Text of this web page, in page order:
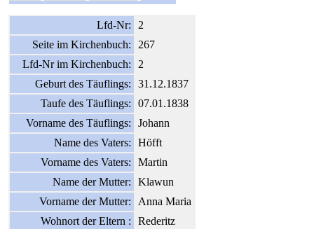
Lfd-Nr:
2
Seite im Kirchenbuch:
267
Lfd-Nr im Kirchenbuch:
2
Geburt des Täuflings:
31.12.1837
Taufe des Täuflings:
07.01.1838
Vorname des Täuflings:
Johann
Name des Vaters:
Höfft
Vorname des Vaters:
Martin
Name der Mutter:
Klawun
Vorname der Mutter:
Anna Maria
Wohnort der Eltern :
Rederitz